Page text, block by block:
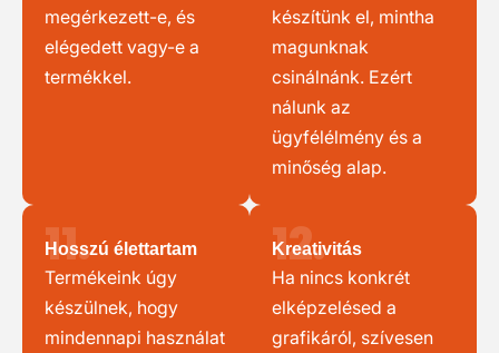
megérkezett-e, és
elégedett vagy-e a
termékkel.
készítünk el, mintha
magunknak
csinálnánk. Ezért
nálunk az
ügyfélélmény és a
minőség alap.
11.
Hosszú élettartam
Termékeink úgy
készülnek, hogy
mindennapi használat
12.
Kreativitás
Ha nincs konkrét
elképzelésed a
grafikáról, szívesen